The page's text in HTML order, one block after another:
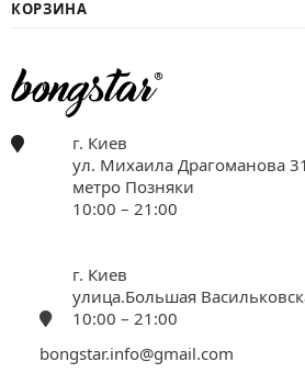
КОРЗИНА
г. Киев
ул. Михаила Драгоманова 31
метро Позняки
10:00 – 21:00
г. Киев
улица.Большая
10:00 – 21:00
bongstar.info@gmail.com